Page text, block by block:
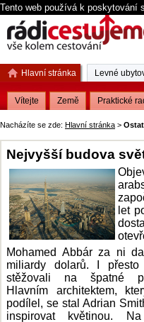
Tento web používá k poskytování
Nacházíte se zde: Hlavní stránka >
Nejvyšší budova
let
Mohamed Abbár za ni
miliardy dolarů. I
stěžovali na špatné
Hlavním architektem,
podílel, se stal Adrian
inspirovat květinou.
Hlavní stránka
Vítejte Země Praktické
Levné